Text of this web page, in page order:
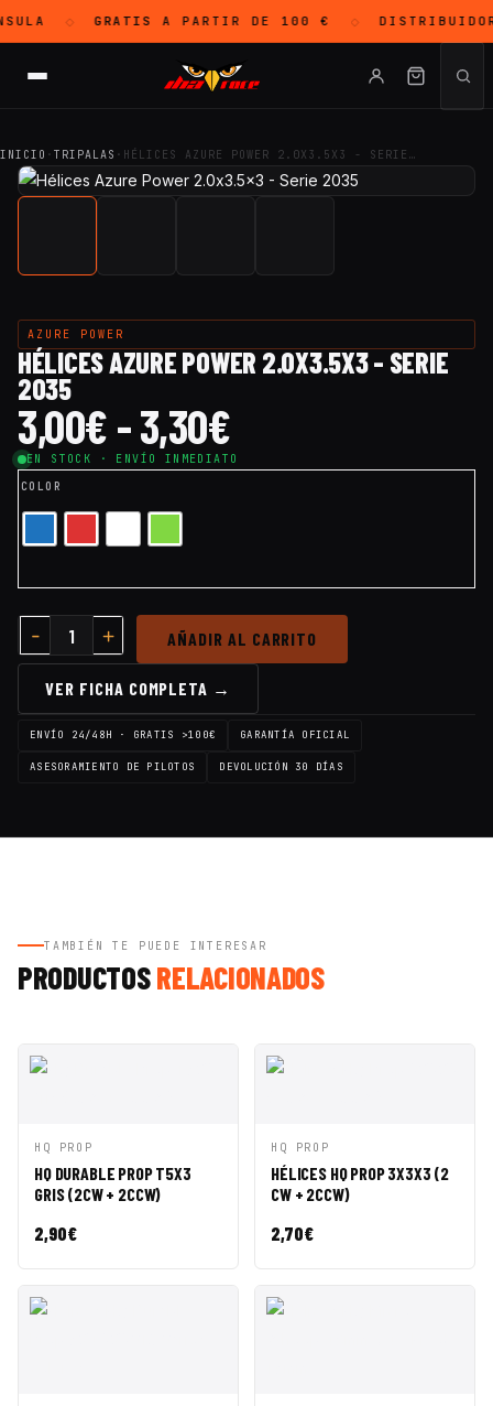
◇ GRATISA PARTIR DE 100 € ◇
INICIO · TRIPALAS · HÉLICES AZURE POWER 2.0X3.5X3 - SERIE…
AZURE POWER
HÉLICES AZURE POWER 2.0X3.5X3 - SERIE
2035
3,00€ -3,30€
EN STOCK · ENVÍO INMEDIATO
COLOR
AÑADIR AL CARRITO
VER FICHA COMPLETA →
ENVÍO 24/48H · GRATIS >100€ GARANTÍA OFICIAL
ASESORAMIENTO DE PILOTOS DEVOLUCIÓN 30 DÍAS
TAMBIÉN TE PUEDE INTERESAR
PRODUCTOSRELACIONADOS
VISTA
RÁPIDA
CESTA
HQ PROP
HQ DURABLE PROP T5X3
GRIS (2CW + 2CCW)
2,90€
VISTA
RÁPIDA
CESTA
HQ PROP
HÉLICES HQ PROP 3X3X3 (2
CW + 2CCW)
2,70€